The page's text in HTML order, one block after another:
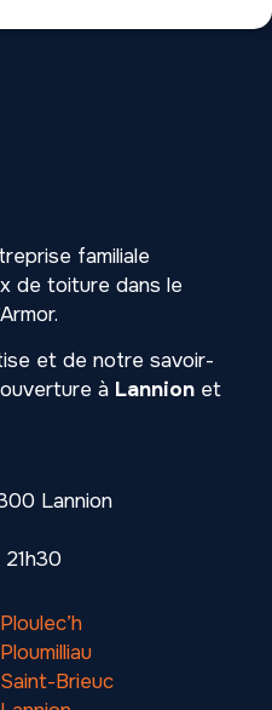
familiale
de toiture dans le
et de notre savoir-
à Lannion et
Ploulec’h
Ploumilliau
Saint-Brieuc
Lannion